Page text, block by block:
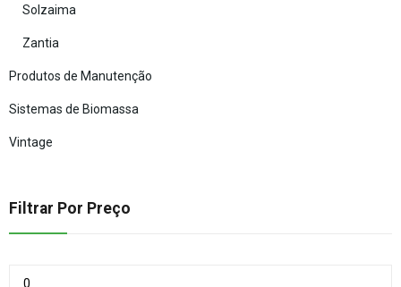
Solzaima
Zantia
Produtos de Manutenção
Sistemas de Biomassa
Vintage
Filtrar Por Preço